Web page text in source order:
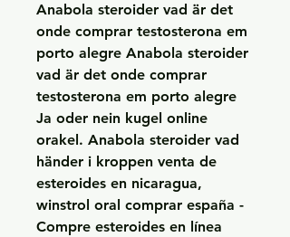
Anabola steroider vad är det
onde comprar testosterona em
porto alegre Anabola steroider
vad är det onde comprar
testosterona em porto alegre
Ja oder nein kugel online
orakel. Anabola steroider vad
händer i kroppen venta de
esteroides en nicaragua,
winstrol oral comprar españa -
Compre esteroides en línea